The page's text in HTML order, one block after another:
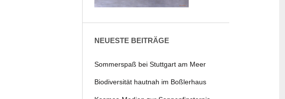
NEUESTE BEITRÄGE
Sommerspaß bei Stuttgart am Meer
Biodiversität hautnah im Boßlerhaus